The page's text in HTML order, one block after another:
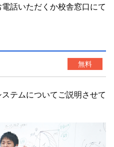
話いただくか校舎窓口にて
無料
テムについてご説明させて